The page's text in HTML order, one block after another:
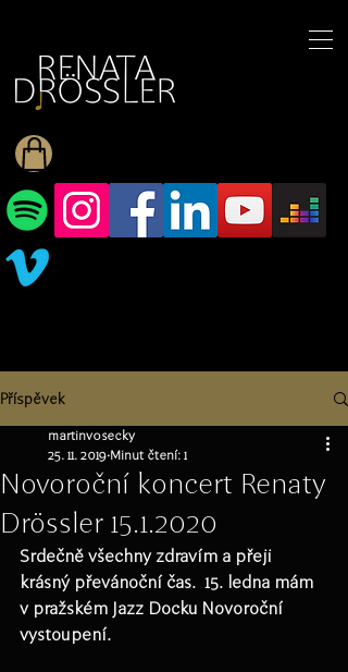
Příspěvek
Novoroční koncert Renaty
Drössler 15.1.2020
martinvosecky
25. 11. 2019 Minut čtení: 1
Srdečně všechny zdravím a přeji
krásný převánoční čas.  15. ledna mám
v pražském Jazz Docku Novoroční
vystoupení.